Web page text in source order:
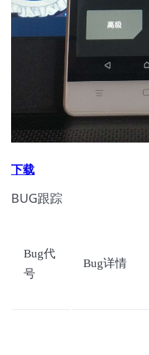
下载
BUG跟踪
Bug代
号
Bug详情